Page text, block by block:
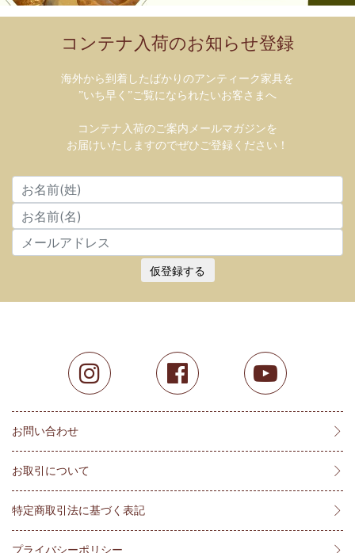
コンテナ入荷のお知らせ登録
海外から到着したばかりのアンティーク家具を
”いち早く”ご覧になられたいお客さまへ
コンテナ入荷のご案内メールマガジンを
お届けいたしますのでぜひご登録ください！
仮登録する
お問い合わせ
お取引について
特定商取引法に基づく表記
プライバシーポリシー